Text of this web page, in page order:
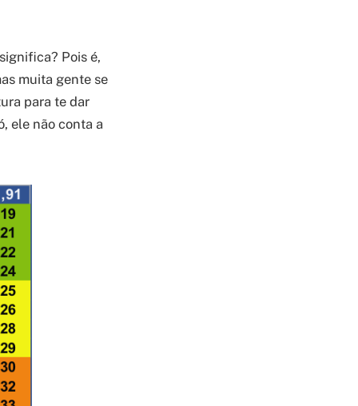
Pois é,
muita gente se
para te dar
ele não conta a